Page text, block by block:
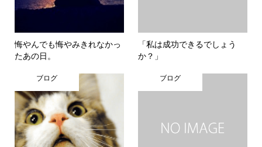
悔やんでも悔やみきれなかっ
たあの日。
「私は成功できるでしょう
か？」
ブログ ブログ